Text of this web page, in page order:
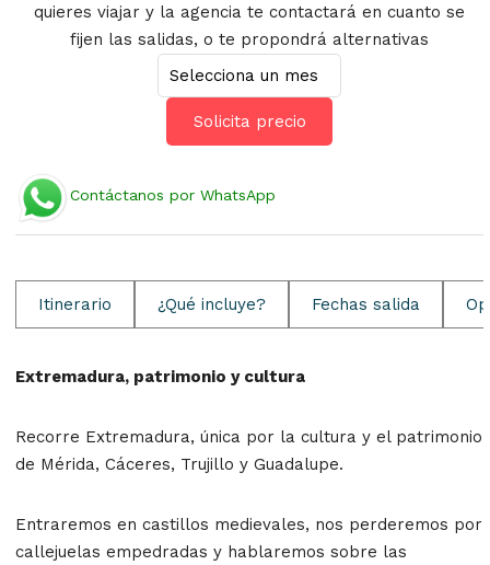
quieres viajar y la agencia te contactará en cuanto se
fijen las salidas, o te propondrá alternativas
Solicita precio
Contáctanos por WhatsApp
Itinerario ¿Qué incluye? Fechas salida
Extremadura, patrimonio y cultura
Recorre Extremadura, única por la cultura y el patrimonio
de Mérida, Cáceres, Trujillo y Guadalupe.
Entraremos en castillos medievales, nos perderemos por
callejuelas empedradas y hablaremos sobre las